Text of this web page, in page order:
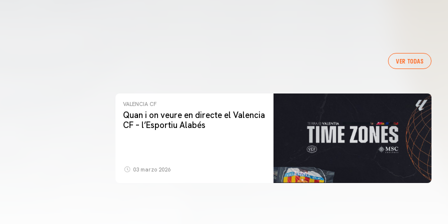
VER TODAS
VALENCIA CF
Quan i on veure en directe el Valencia
CF – l’Esportiu Alabés
03 marzo 2026